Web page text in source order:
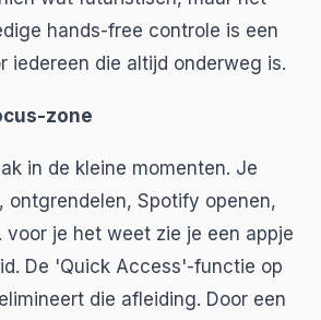
hands-free controle is een
iedereen die altijd onderweg is.
zone
in de kleine momenten. Je
ontgrendelen, Spotify openen,
voor je het weet zie je een appje
De 'Quick Access'-functie op
die afleiding. Door een